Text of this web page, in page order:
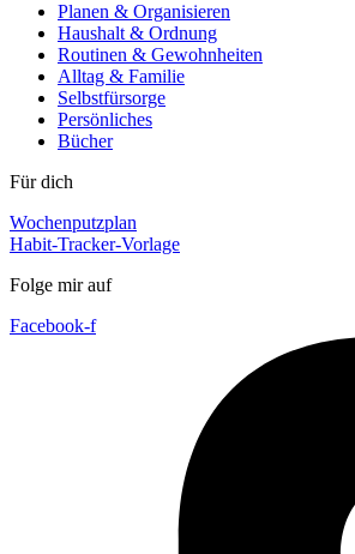
Planen & Organisieren
Haushalt & Ordnung
Routinen & Gewohnheiten
Alltag & Familie
Selbstfürsorge
Persönliches
Bücher
Für dich
Wochenputzplan
Habit-Tracker-Vorlage
Folge mir auf
Facebook-f